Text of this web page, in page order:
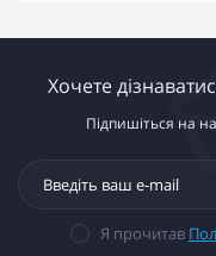
Хочете
Підпишіться на
Я прочитав